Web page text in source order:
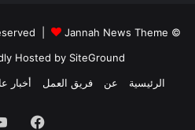
© Copyright 2026, All Rights Reserved |
Jannah News Theme
Hosted by SiteGround
الرئيسية
عن فريق العمل أخبار